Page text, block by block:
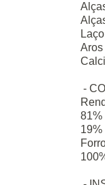
Aros
-
81%
19%